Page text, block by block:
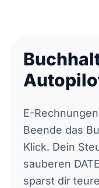
E-
Beende das
Klick. Dein
sauberen
sparst dir